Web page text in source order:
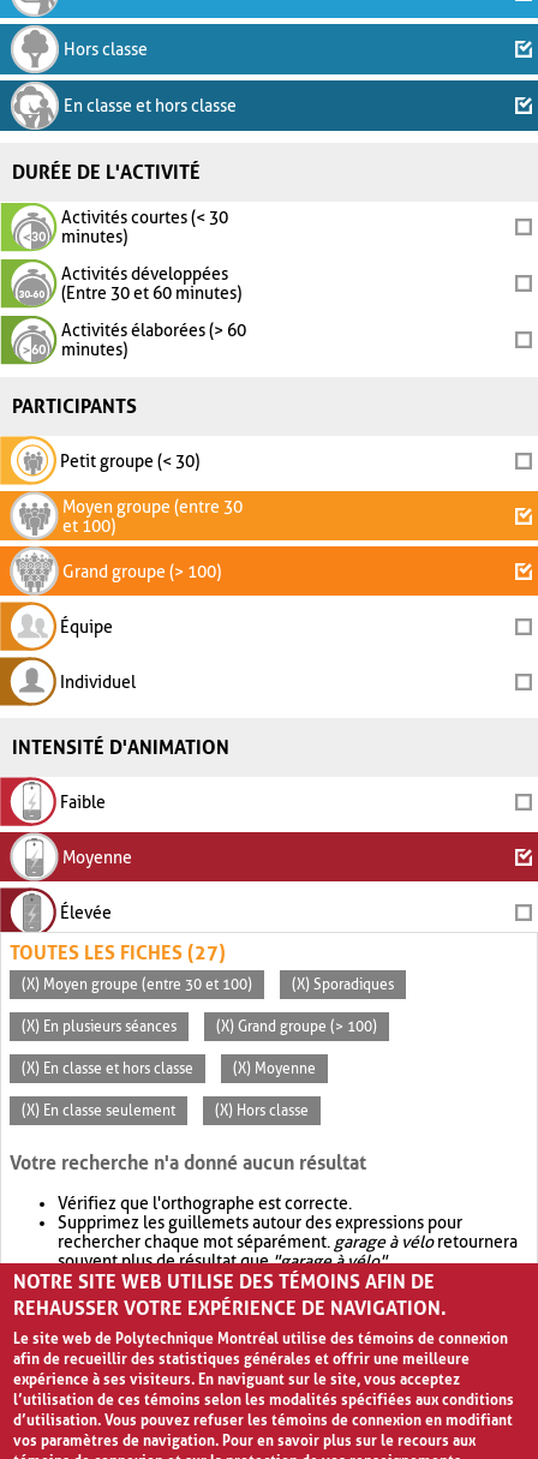
Hors classe
En classe et hors classe
DURÉE DE L'ACTIVITÉ
Activités courtes (< 30
minutes)
Activités développées
(Entre 30 et 60 minutes)
Activités élaborées (> 60
minutes)
PARTICIPANTS
Petit groupe (< 30)
Moyen groupe (entre 30
et 100)
Grand groupe (> 100)
Équipe
Individuel
INTENSITÉ D'ANIMATION
Faible
Moyenne
Élevée
TOUTES LES FICHES (27)
(X) Moyen groupe (entre 30 et 100) (X) Sporadiques
(X) En plusieurs séances (X) Grand groupe (> 100)
(X) En classe et hors classe (X) Moyenne
(X) En classe seulement (X) Hors classe
Votre recherche n'a donné aucun résultat
Vérifiez que l'orthographe est correcte.
Supprimez les guillemets autour des expressions pour
rechercher chaque mot séparément. garage à véloretournera
souvent plus de résultat que"garage à vélo".
Envisagez d'élargir votre recherche avec OR.garage OR vélo
retournera souvent plus de résultat quegarage à vélo
NOTRE SITE WEB UTILISE DES TÉMOINS AFIN DE
REHAUSSER VOTRE EXPÉRIENCE DE NAVIGATION.
Le site web de Polytechnique Montréal utilise des témoins de connexion
afin de recueillir des statistiques générales et offrir une meilleure
expérience à ses visiteurs. En naviguant sur le site, vous acceptez
l’utilisation de ces témoins selon les modalités spécifiées aux conditions
d’utilisation. Vous pouvez refuser les témoins de connexion en modifiant
vos paramètres de navigation. Pour en savoir plus sur le recours aux